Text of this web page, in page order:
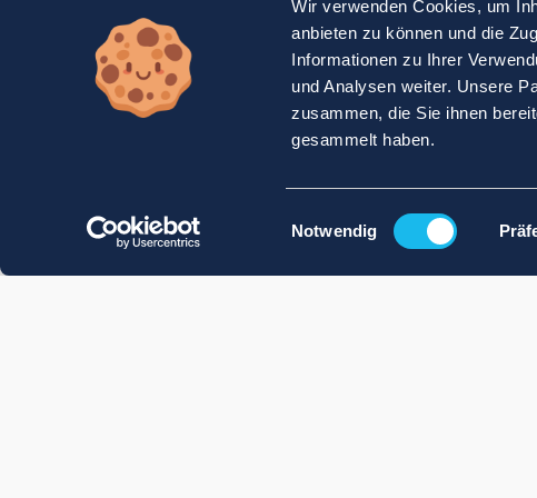
Wir verwenden Cookies, um
anbieten zu können und die
Informationen zu Ihrer
und Analysen weiter. Unsere
zusammen, die Sie ihnen
gesammelt haben.
Einwilligungsauswahl
Notwendig